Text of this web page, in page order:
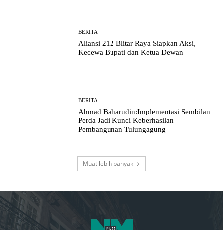
BERITA
Aliansi 212 Blitar Raya Siapkan Aksi,
Kecewa Bupati dan Ketua Dewan
BERITA
Ahmad Baharudin:Implementasi Sembilan
Perda Jadi Kunci Keberhasilan
Pembangunan Tulungagung
Muat lebih banyak